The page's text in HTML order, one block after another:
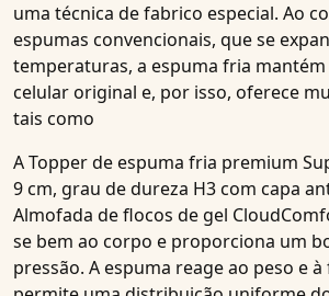
uma técnica de fabrico especial. Ao
espumas convencionais, que se
temperaturas, a espuma fria
celular original e, por isso, oferece
tais como
ATopper de espuma fria premium
9 cm, grau de dureza H3 com capa
Almofada de flocos de gel
se bem ao corpo e proporciona um
pressão. A espuma reage ao peso e